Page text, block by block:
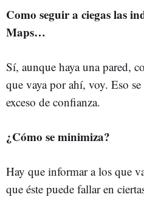
Como seguir a ciegas las
Maps…
Sí, aunque haya una pared,
que vaya por ahí, voy. Eso
exceso de confianza.
¿Cómo se minimiza?
Hay que informar a los que
que éste puede fallar en